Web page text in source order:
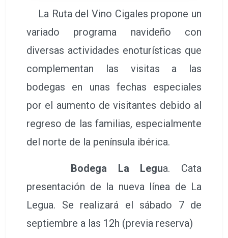
La Ruta del Vino Cigales propone un
variado programa navideño con
diversas actividades enoturísticas que
complementan las visitas a las
bodegas en unas fechas especiales
por el aumento de visitantes debido al
regreso de las familias, especialmente
del norte de la península ibérica.
Bodega La Legua. Cata
presentación de la nueva línea de La
Legua. Se realizará el sábado 7 de
septiembre a las 12h (previa reserva)